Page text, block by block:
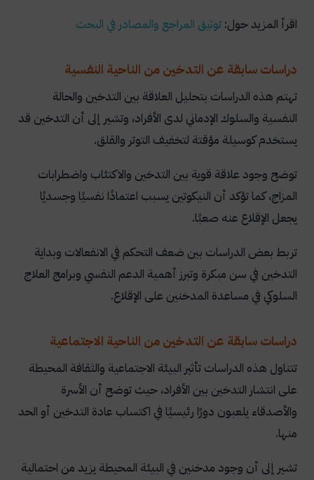
اقرأ المزيد حول: توثيق المراجع والمصادر في البحث
دراسات سابقة عن التدخين من الناحية النفسية
تهتم هذه الدراسات بتحليل العلاقة بين التدخين والحالة
النفسية والسلوك الإدماني لدى الأفراد، وتشير إلى أن التدخين قد
يستخدم كوسيلة مؤقتة لتخفيف التوتر والقلق.
توضح وجود علاقة قوية بين التدخين والاكتئاب واضطرابات
المزاج، كما تؤكد أن النيكوتين يسبب اعتمادًا نفسيًا وجسديًا
يجعل الإقلاع عنه صعبًا.
تربط بعض الدراسات بين ضعف التحكم في الانفعالات وبداية
التدخين في سن مبكرة وتبرز أهمية الدعم النفسي وبرامج العلاج
السلوكي في مساعدة المدخنين على الإقلاع.
دراسات سابقة عن التدخين من الناحية الاجتماعية
تتناول هذه الدراسات تأثير البيئة الاجتماعية والثقافة المحيطة
على انتشار التدخين بين الأفراد، حيث توضح أن الأسرة
والأصدقاء يلعبون دورًا رئيسيًا في اكتساب عادة التدخين أو الحد
منها.
تشير إلى أن وجود مدخنين في البيئة المحيطة يزيد من احتمالية